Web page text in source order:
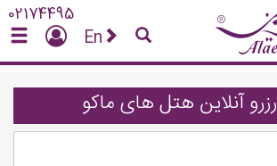
02174495
En
رزرو آنلاین هتل های ماکو